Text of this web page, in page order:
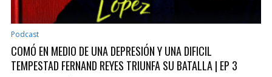
Podcast
COMÓ EN MEDIO DE UNA DEPRESIÓN Y UNA DIFICIL
TEMPESTAD FERNAND REYES TRIUNFA SU BATALLA | EP 3